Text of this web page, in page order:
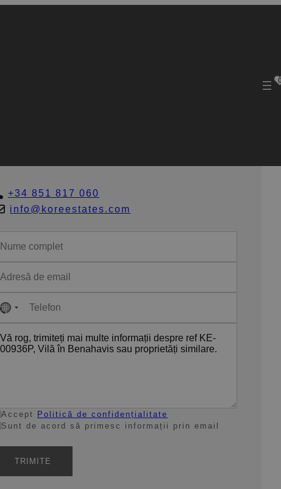
+34 851 817 060
info@koreestates.com
No
country
selected
Accept
Politică de confidențialitate
Sunt de acord să primesc informații prin email
TRIMITE